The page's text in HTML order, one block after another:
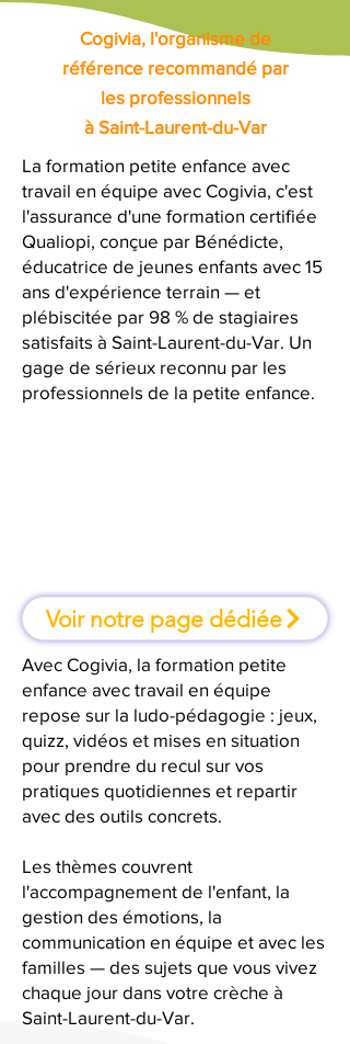
Cogivia, l'organisme de
référence recommandé par
les professionnels
à Saint-Laurent-du-Var
La formation petite enfance avec
travail en équipe avec Cogivia, c'est
l'assurance d'une formation certifiée
Qualiopi, conçue par Bénédicte,
éducatrice de jeunes enfants avec 15
ans d'expérience terrain — et
plébiscitée par 98 % de stagiaires
satisfaits à Saint-Laurent-du-Var. Un
gage de sérieux reconnu par les
professionnels de la petite enfance.
Voir notre page dédiée
Avec Cogivia, la formation petite
enfance avec travail en équipe
repose sur la ludo-pédagogie : jeux,
quizz, vidéos et mises en situation
pour prendre du recul sur vos
pratiques quotidiennes et repartir
avec des outils concrets.
Les thèmes couvrent
l'accompagnement de l'enfant, la
gestion des émotions, la
communication en équipe et avec les
familles — des sujets que vous vivez
chaque jour dans votre crèche à
Saint-Laurent-du-Var.